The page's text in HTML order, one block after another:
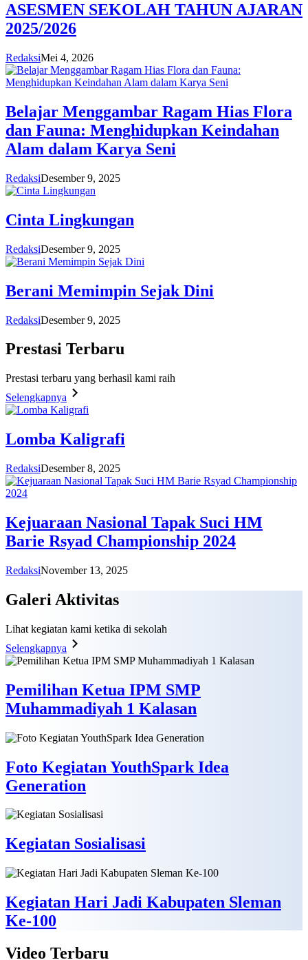
ASESMEN SEKOLAH TAHUN AJARAN
2025/2026
RedaksiMei 4, 2026
Belajar Menggambar Ragam Hias Flora
dan Fauna: Menghidupkan Keindahan
Alam dalam Karya Seni
RedaksiDesember 9, 2025
Cinta Lingkungan
RedaksiDesember 9, 2025
Berani Memimpin Sejak Dini
RedaksiDesember 9, 2025
Prestasi Terbaru
Prestasi terbaru yang berhasil kami raih
Selengkapnya
Lomba Kaligrafi
RedaksiDesember 8, 2025
Kejuaraan Nasional Tapak Suci HM
Barie Rsyad Championship 2024
RedaksiNovember 13, 2025
Galeri Aktivitas
Lihat kegiatan kami ketika di sekolah
Selengkapnya
Pemilihan Ketua IPM SMP
Muhammadiyah 1 Kalasan
Foto Kegiatan YouthSpark Idea
Generation
Kegiatan Sosialisasi
Kegiatan Hari Jadi Kabupaten Sleman
Ke-100
Video Terbaru